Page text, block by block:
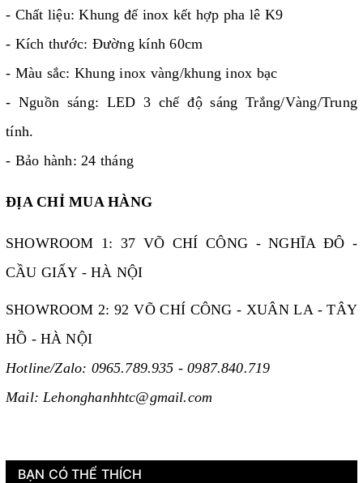
- Chất liệu: Khung đế inox kết hợp pha lê K9
- Kích thước: Đường kính 60cm
- Màu sắc: Khung inox vàng/khung inox bạc
- Nguồn sáng: LED 3 chế độ sáng Trắng/Vàng/Trung
tính.
- Bảo hành: 24 tháng
ĐỊA CHỈ MUA HÀNG
SHOWROOM 1: 37 VÕ CHÍ CÔNG - NGHĨA ĐÔ -
CẦU GIẤY - HÀ NỘI
SHOWROOM 2: 92 VÕ CHÍ CÔNG - XUÂN LA - TÂY
HỒ - HÀ NỘI
Hotline/Zalo: 0965.789.935 - 0987.840.719
Mail: Lehonghanhhtc@gmail.com
BẠN CÓ THỂ THÍCH